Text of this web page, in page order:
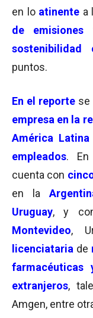
en loatinente a
de emisiones
sostenibilidad
puntos.
En el reportese
empresa en la
América
empleados.
cuenta con
en la
Uruguay, y
Montevideo,
licenciataria de
farmacéuticas
extranjeros,
Amgen, entre